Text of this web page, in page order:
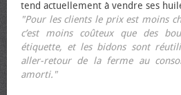
tend actuellement à vendre ses
"Pour les clients le prix est moins
c’est moins coûteux que des
étiquette, et les bidons sont
aller-retour de la ferme au
amorti."